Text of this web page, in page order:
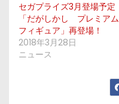
セガプライズ3月登場予定
「だがしかし プレミアム
フィギュア」再登場！
2018年3月28日
ニュース